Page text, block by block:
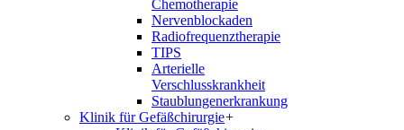
Chemotherapie
Nervenblockaden
Radiofrequenztherapie
TIPS
Arterielle
Verschlusskrankheit
Staublungenerkrankung
Klinik für Gefäßchirurgie+